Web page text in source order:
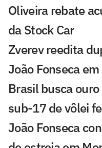
Oliveira rebate
da Stock Car
Zverev reedita
João Fonseca
Brasil busca
sub-17 de vôlei
João Fonseca